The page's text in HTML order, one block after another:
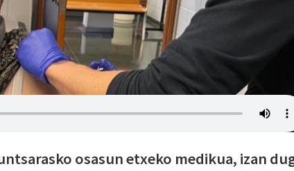
osasun etxeko medikua, izan